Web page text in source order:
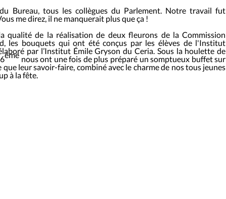
Bureau, tous les collègues du Parlement. Notre travail fut
me direz, il ne manquerait plus que ça !
qualité de la réalisation de deux fleurons de la Commission
les bouquets qui ont été conçus par les élèves de l'Institut
par l’Institut Émile Gryson du Ceria. Sous la houlette de
èmenous ont une fois de plus préparé un somptueux buffet sur
leur savoir-faire, combiné avec le charme de nos tous jeunes
à la fête.